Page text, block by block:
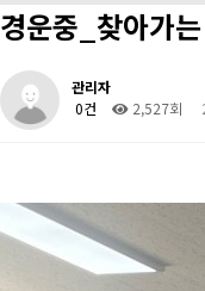
경운중_찾아가
관리자
0건
2,527회